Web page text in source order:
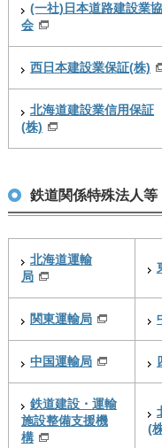
(一社)日本道路建設業協
会
西日本建設業保証(株)
北海道建設業信用保証
(株)
鉄道関係特殊法人等
北海道運輸
局
関東運輸局
中国運輸局
鉄道建設・運輸
施設整備支援機
構
(